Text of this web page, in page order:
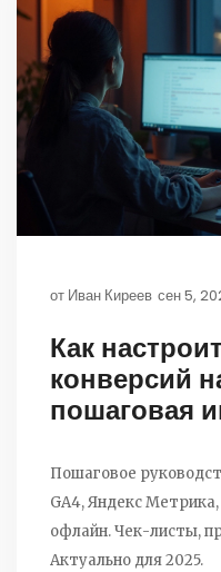
от Иван Киреев сен 5,
Как
конверсий
пошаговая
Пошаговое
GA4, Яндекс
офлайн. Чек-листы,
Актуально для 2025.